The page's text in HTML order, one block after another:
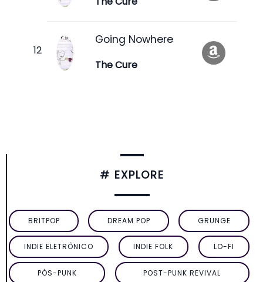
Going Nowhere
The Cure
# EXPLORE
BRITPOP DREAM POP GRUNGE
INDIE ELETRÔNICO INDIE FOLK LO-FI
PÓS-PUNK POST-PUNK REVIVAL